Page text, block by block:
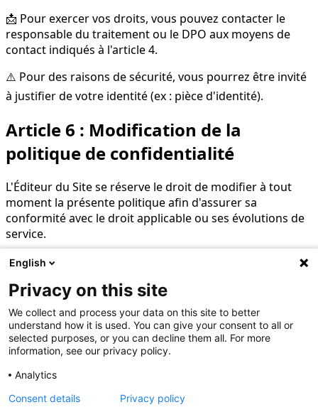
📩 Pour exercer vos droits, vous pouvez contacter le
responsable du traitement ou le DPO aux moyens de
contact indiqués à l'article 4.
⚠️ Pour des raisons de sécurité, vous pourrez être invité
à justifier de votre identité (ex : pièce d'identité).
Article 6 : Modification de la
politique de confidentialité
L'Éditeur du Site se réserve le droit de modifier à tout
moment la présente politique afin d'assurer sa
conformité avec le droit applicable ou ses évolutions de
service.
En cas de modification substantielle, les utilisateurs
version entrera en vigueur dès sa publication sur le site.
Nous vous encourageons à consulter régulièrement
cette politique de confidentialité.
Article 7 : Loi applicable et
juridiction compétente
English
Privacy on this site
We collect and process your data on this site to better
understand how it is used. You can give your consent to all or
selected purposes, or you can decline them all. For more
information, see our privacy policy.
Analytics
Consent details
Privacy policy